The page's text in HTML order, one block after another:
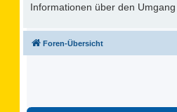
Informationen über den
Foren-Übersicht